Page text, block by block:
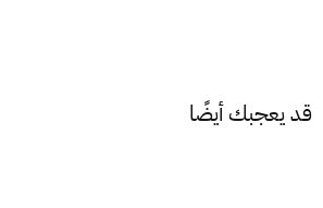
قد يعجبك أيضًا